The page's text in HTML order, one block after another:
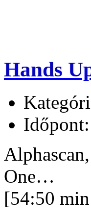
Hands
Időpont:
One…
[54:50